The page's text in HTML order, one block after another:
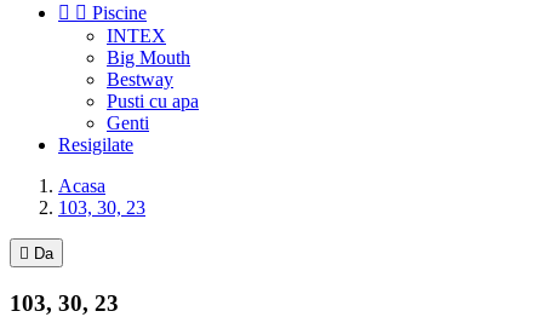
  Piscine
INTEX
Big Mouth
Bestway
Pusti cu apa
Genti
Resigilate
Acasa
103, 30, 23
 Da
103, 30, 23